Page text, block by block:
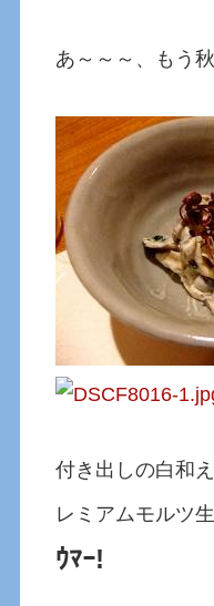
あ～～～、もう
付き出しの白和
レミアムモルツ
ｳﾏｰ!